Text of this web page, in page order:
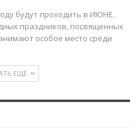
будут проходить в ИЮНЕ.
праздников, посвященных
особое место среди
ЕЩЁ